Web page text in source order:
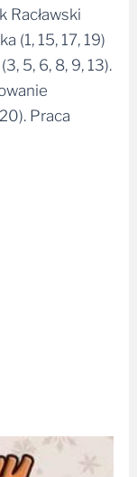
Racławski
(1, 15, 17, 19)
5, 6, 8, 9, 13).
Praca